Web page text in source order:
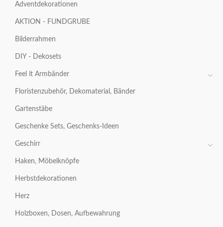
Adventdekorationen
AKTION - FUNDGRUBE
Bilderrahmen
DIY - Dekosets
Feel it Armbänder
Floristenzubehör, Dekomaterial, Bänder
Gartenstäbe
Geschenke Sets, Geschenks-Ideen
Geschirr
Haken, Möbelknöpfe
Herbstdekorationen
Herz
Holzboxen, Dosen, Aufbewahrung